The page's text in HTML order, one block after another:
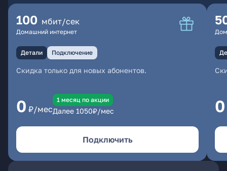
100 мбит/сек
Домашний интернет
Детали Подключение
Скидка только для новых абонентов.
0 ₽/мес
1 месяц по акции
Далее 1050₽/мес
Подключить
0